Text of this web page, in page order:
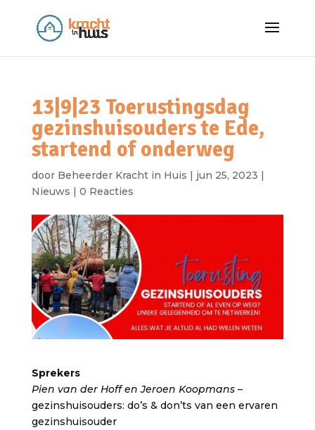
13|9|23 Toerustingsdag
gezinshuisouders te Ede,
startend of onderweg
door Beheerder Kracht in Huis | jun 25, 2023 |
Nieuws | 0 Reacties
Sprekers
Pien van der Hoff en Jeroen Koopmans–
gezinshuisouders: do’s & don’ts van een ervaren
gezinshuisouder